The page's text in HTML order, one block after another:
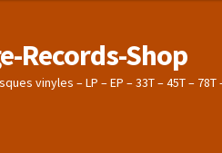
Records-Shop
vinyles – LP – EP – 33T – 45T –